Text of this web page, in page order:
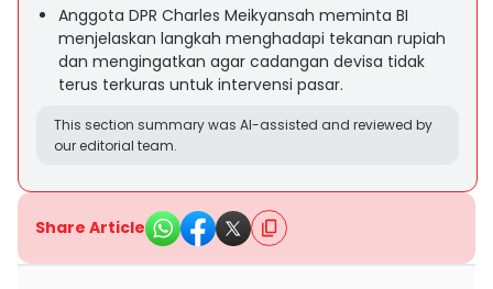
Anggota DPR Charles Meikyansah meminta BI
menjelaskan langkah menghadapi tekanan rupiah
dan mengingatkan agar cadangan devisa tidak
terus terkuras untuk intervensi pasar.
This section summary was AI-assisted and reviewed by
our editorial team.
Share Article